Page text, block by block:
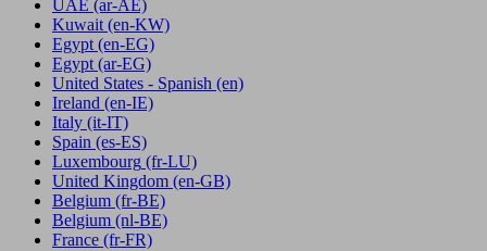
UAE (ar-AE)
Kuwait (en-KW)
Egypt (en-EG)
Egypt (ar-EG)
United States - Spanish (en)
Ireland (en-IE)
Italy (it-IT)
Spain (es-ES)
Luxembourg (fr-LU)
United Kingdom (en-GB)
Belgium (fr-BE)
Belgium (nl-BE)
France (fr-FR)